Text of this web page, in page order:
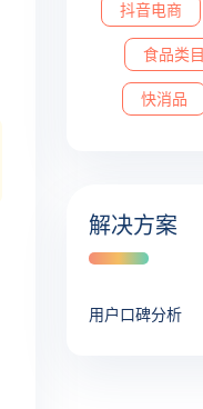
抖音电商
食品类目
快消品
解决方案
用户口碑分析